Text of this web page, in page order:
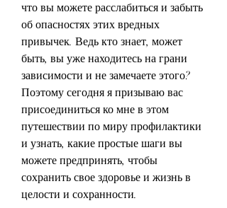
что вы можете расслабиться и забыть
об опасностях этих вредных
привычек. Ведь кто знает, может
быть, вы уже находитесь на грани
зависимости и не замечаете этого?
Поэтому сегодня я призываю вас
присоединиться ко мне в этом
путешествии по миру профилактики
и узнать, какие простые шаги вы
можете предпринять, чтобы
сохранить свое здоровье и жизнь в
целости и сохранности.